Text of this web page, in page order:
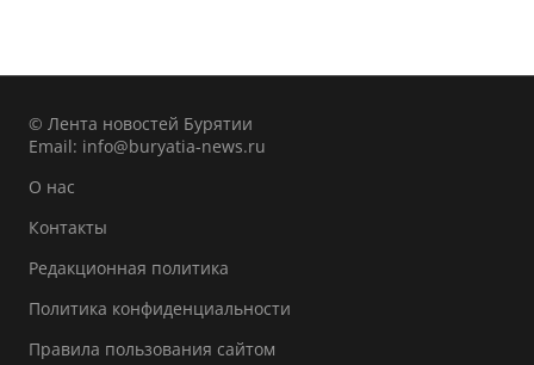
© Лента новостей Бурятии
Email: info@buryatia-news.ru
О нас
Контакты
Редакционная политика
Политика конфиденциальности
Правила пользования сайтом